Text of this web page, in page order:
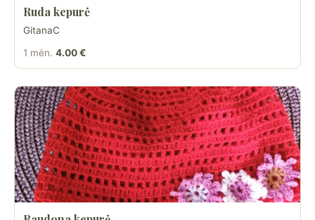
Ruda kepurė
GitanaC
1 mėn. 4.00 €